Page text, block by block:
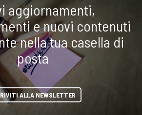
aggiornamenti,
e nuovi contenuti
nella tua casella di
posta
ALLA NEWSLETTER